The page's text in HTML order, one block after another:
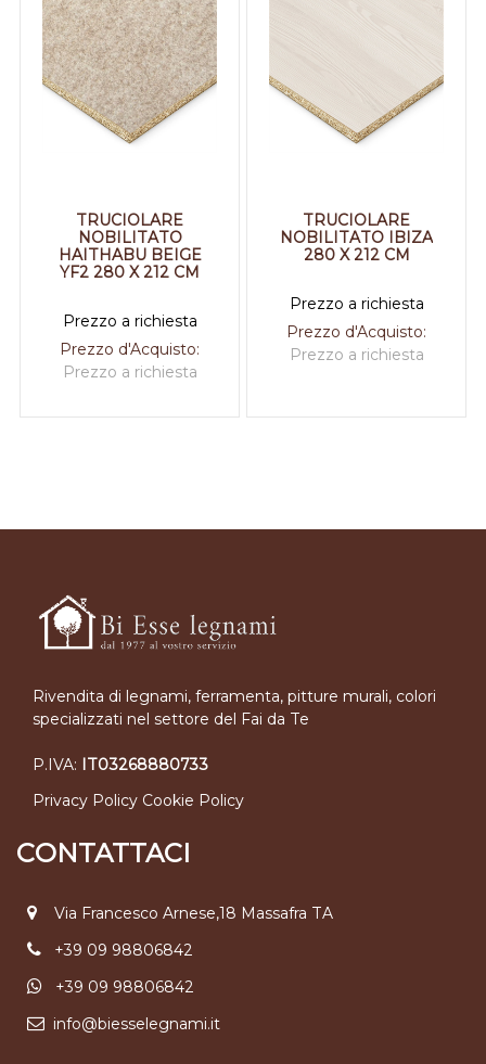
TRUCIOLARE
NOBILITATO
HAITHABU BEIGE
YF2 280 X 212 CM
Prezzo a richiesta
Prezzo d'Acquisto:
Prezzo a richiesta
TRUCIOLARE
NOBILITATO IBIZA
280 X 212 CM
Prezzo a richiesta
Prezzo d'Acquisto:
Prezzo a richiesta
Rivendita di legnami, ferramenta, pitture murali, colori
specializzati nel settore del Fai da Te
P.IVA: IT03268880733
Privacy Policy Cookie Policy
CONTATTACI
Via Francesco Arnese,18 Massafra TA
+39 09 98806842
+39 09 98806842
info@biesselegnami.it